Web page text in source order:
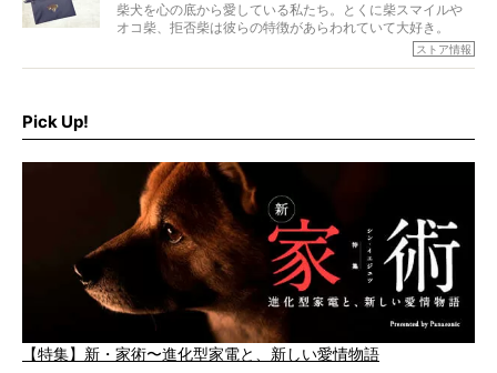
柴犬を心の底から愛している私たち。とくに柴スマイルや
オコ柴、拒否柴は彼らの特徴があらわれていて大好き。
でもちょっと待て…もうひとつ、忘れてはならない愛おしい
ストア情報
Pick Up!
【特集】新・家術〜進化型家電と、新しい愛情物語